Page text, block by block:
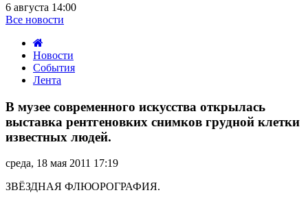
6 августа 14:00
Все новости
Новости
События
Лента
музее
современного
искусства
открылась
рентгеновких
грудной
В музее современного искусства открылась
выставка рентгеновких снимков грудной клетки
известных людей.
среда, 18 мая 2011 17:19
ЗВЁЗДНАЯ ФЛЮОРОГРАФИЯ.